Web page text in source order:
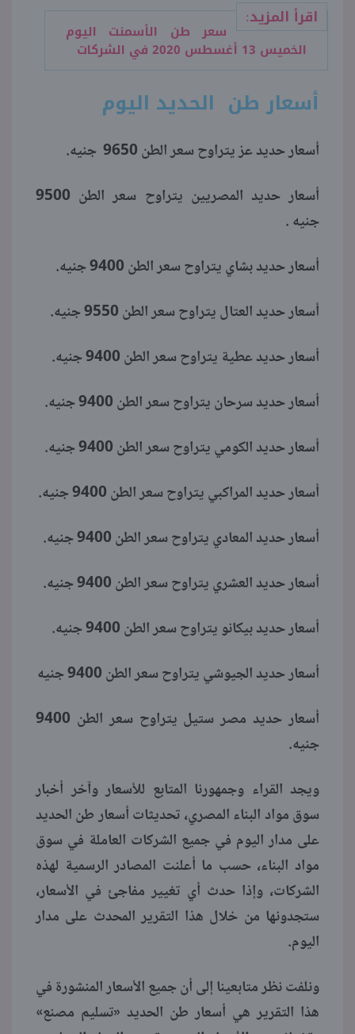
اقرأ المزيد:
سعر طن الأسمنت اليوم
الخميس 13 أغسطس 2020 في الشركات
أسعار طن الحديد اليوم
أسعار حديد عز يتراوح سعر الطن 9650 جنيه.
أسعار حديد المصريين يتراوح سعر الطن 9500
جنيه .
أسعار حديد بشاي يتراوح سعر الطن 9400 جنيه.
أسعار حديد العتال يتراوح سعر الطن 9550 جنيه.
أسعار حديد عطية يتراوح سعر الطن 9400 جنيه.
أسعار حديد سرحان يتراوح سعر الطن 9400 جنيه.
أسعار حديد الكومي يتراوح سعر الطن 9400 جنيه.
أسعار حديد المراكبي يتراوح سعر الطن 9400 جنيه.
أسعار حديد المعادي يتراوح سعر الطن 9400 جنيه.
أسعار حديد العشري يتراوح سعر الطن 9400 جنيه.
أسعار حديد بيكانو يتراوح سعر الطن 9400 جنيه.
أسعار حديد الجيوشي يتراوح سعر الطن 9400 جنيه
أسعار حديد مصر ستيل يتراوح سعر الطن 9400
جنيه.
ويجد القراء وجمهورنا المتابع للأسعار وآخر أخبار
سوق مواد البناء المصري، تحديثات أسعار طن الحديد
على مدار اليوم في جميع الشركات العاملة في سوق
مواد البناء، حسب ما أعلنت المصادر الرسمية لهذه
الشركات، وإذا حدث أي تغيير مفاجئ في الأسعار،
ستجدونها من خلال هذا التقرير المحدث على مدار
اليوم.
ونلفت نظر متابعينا إلى أن جميع الأسعار المنشورة في
هذا التقرير هي أسعار طن الحديد «تسليم مصنع»